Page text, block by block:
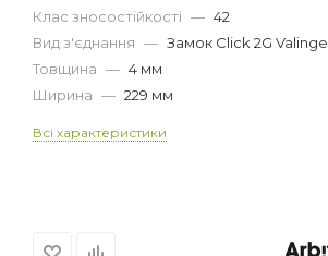
Клас зносостійкості — 42
Вид з'єднання — Замок Click 2G Valinge
Товщина — 4 мм
Ширина — 229 мм
Всі характеристики